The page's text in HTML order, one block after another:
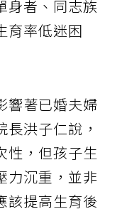
身者、同志族
育率低迷困
響著已婚夫婦
洪子仁說，
性，但孩子生
力沉重，並非
該提高生育後